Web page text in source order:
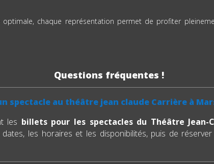
chaque représentation permet de profiter
Questions fréquentes !
spectacle au théâtre jean claude Carrière à
les billets pour les spectacles du Théâtre Jean-
les horaires et les disponibilités, puis de